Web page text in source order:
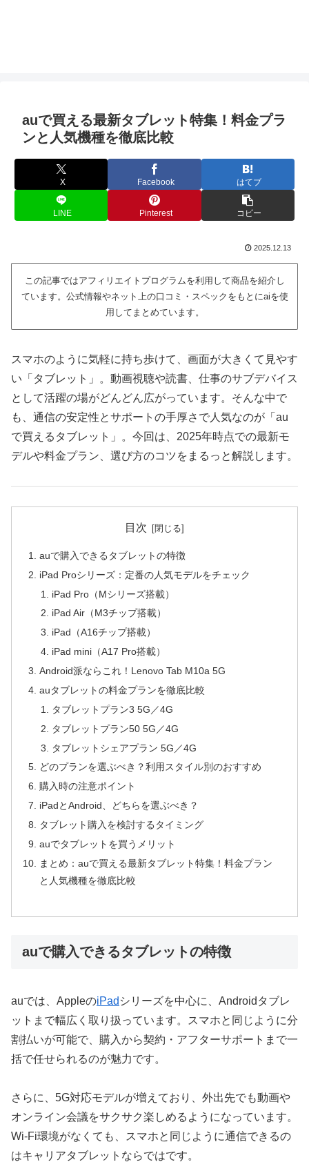
auで買える最新タブレット特集！料金プラ
ンと人気機種を徹底比較
X Facebook はてブ
LINE Pinterest コピー
2025.12.13
この記事ではアフィリエイトプログラムを利用して商品を紹介し
ています。公式情報やネット上の口コミ・スペックをもとにaiを使
用してまとめています。
スマホのように気軽に持ち歩けて、画面が大きくて見やす
い「タブレット」。動画視聴や読書、仕事のサブデバイス
として活躍の場がどんどん広がっています。そんな中で
も、通信の安定性とサポートの手厚さで人気なのが「au
で買えるタブレット」。今回は、2025年時点での最新モ
デルや料金プラン、選び方のコツをまるっと解説します。
目次
auで購入できるタブレットの特徴
iPad Proシリーズ：定番の人気モデルをチェック
iPad Pro（Mシリーズ搭載）
iPad Air（M3チップ搭載）
iPad（A16チップ搭載）
iPad mini（A17 Pro搭載）
Android派ならこれ！Lenovo Tab M10a 5G
auタブレットの料金プランを徹底比較
タブレットプラン3 5G／4G
タブレットプラン50 5G／4G
タブレットシェアプラン 5G／4G
どのプランを選ぶべき？利用スタイル別のおすすめ
購入時の注意ポイント
iPadとAndroid、どちらを選ぶべき？
タブレット購入を検討するタイミング
auでタブレットを買うメリット
まとめ：auで買える最新タブレット特集！料金プラン
と人気機種を徹底比較
auで購入できるタブレットの特徴
auでは、AppleのiPad シリーズを中心に、Androidタブレ
ットまで幅広く取り扱っています。スマホと同じように分
割払いが可能で、購入から契約・アフターサポートまで一
括で任せられるのが魅力です。
さらに、5G対応モデルが増えており、外出先でも動画や
オンライン会議をサクサク楽しめるようになっています。
Wi-Fi環境がなくても、スマホと同じように通信できるの
はキャリアタブレットならではです。